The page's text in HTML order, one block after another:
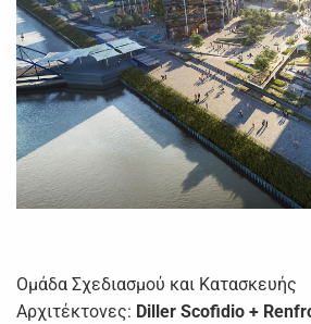
Ομάδα Σχεδιασμού και Κατασκευής
Αρχιτέκτονες: Diller Scofidio +